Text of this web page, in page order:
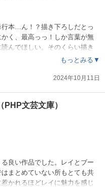
本…ん！？描き下ろしだとっ
く、最高っっ！しか言葉が無
んでほしい。そのくらい描き
し！私的に超大ヒット作品で
、どうかよろしくお願いしま
もっとみる▼
2024年10月11日
文芸文庫）
良い作品でした。レイとブー
まとめていない所もとても共
かれるほどレイに魅力を感じ